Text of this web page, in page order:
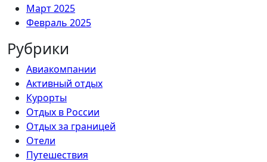
Март 2025
Февраль 2025
Рубрики
Авиакомпании
Активный отдых
Курорты
Отдых в России
Отдых за границей
Отели
Путешествия